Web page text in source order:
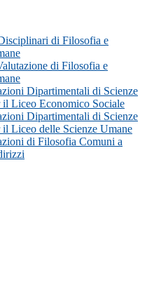
di Filosofia e
di Filosofia e
Dipartimentali di Scienze
il Liceo Economico Sociale
Dipartimentali di Scienze
il Liceo delle Scienze Umane
di Filosofia Comuni a